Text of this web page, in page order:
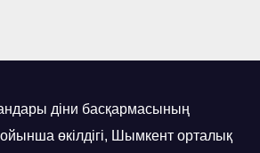
діни басқармасының
өкілдігі, Шымкент орталық